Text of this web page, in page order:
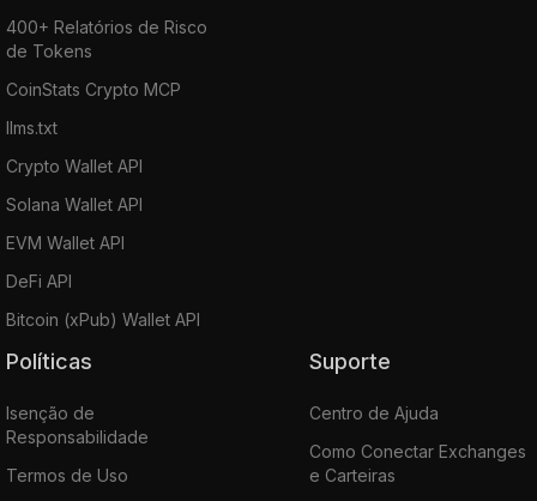
400+ Relatórios de Risco
de Tokens
CoinStats Crypto MCP
llms.txt
Crypto Wallet API
Solana Wallet API
EVM Wallet API
DeFi API
Bitcoin (xPub) Wallet API
Políticas
Isenção de
Responsabilidade
Termos de Uso
Suporte
Centro de Ajuda
Como Conectar Exchanges
e Carteiras